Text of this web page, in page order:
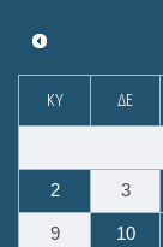
ΚΥ ΔΕ
2 3
9 10